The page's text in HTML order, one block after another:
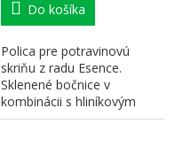
Do košíka
Polica pre potravinovú
skriňu z radu Esence.
Sklenené bočnice v
kombinácii s hliníkovým
rámčekom a plným dnom.